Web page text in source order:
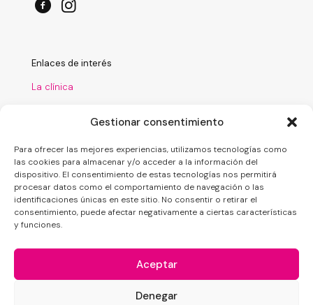
Gestionar consentimiento
Para ofrecer las mejores experiencias, utilizamos tecnologías como
las cookies para almacenar y/o acceder a la información del
dispositivo. El consentimiento de estas tecnologías nos permitirá
procesar datos como el comportamiento de navegación o las
identificaciones únicas en este sitio. No consentir o retirar el
consentimiento, puede afectar negativamente a ciertas características
y funciones.
Aceptar
Denegar
Enlaces de interés
La clínica
Financiación
Nuestro blog